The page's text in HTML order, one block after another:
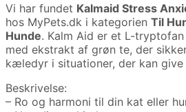
Vi har fundet Kalmaid Stress
hos MyPets.dk i kategorien Til
Hunde. Kalm Aid er et L-
med ekstrakt af grøn te, der
kæledyr i situationer, der kan give
Beskrivelse:
– Ro og harmoni til din kat eller